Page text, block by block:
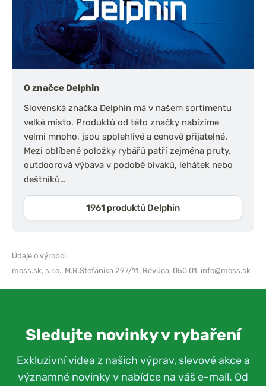
O značce Delphin
Slovenská značka Delphin má v našem sortimentu
velké místo. Produktů od této značky nabízíme
velmi mnoho, jsou spolehlivé a cenově přijatelné.
Mezi oblíbené položky rybářů patří zejména pruty,
outdoorová výbava v podobě bivaků, lehátek nebo
deštníků…
1961 produktů Delphin
Údaje o výrobci:
moss.sk, s.r.o., M.R.Štefánika 297/11, Revúca, 050 01, info@moss.sk
Sledujte novinky v rybaření
Exkluzivní videa z našich výprav, slevové akce a
významné novinky v nabídce na váš e-mail. Od